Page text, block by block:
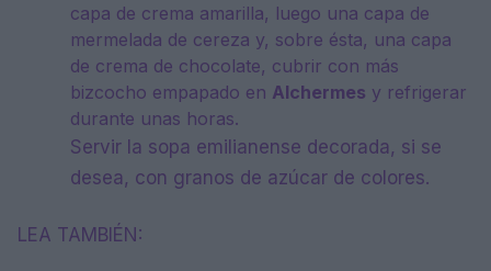
capa de crema amarilla, luego una capa de
mermelada de cereza y, sobre ésta, una capa
de crema de chocolate, cubrir con más
bizcocho empapado en Alchermes y refrigerar
durante unas horas.
Servir la sopa emilianense decorada, si se
desea, con granos de azúcar de colores.
LEA TAMBIÉN: